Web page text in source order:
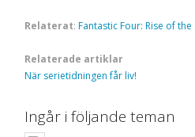
Relaterat: Fantastic Four: Rise of
Relaterade artiklar
När serietidningen får liv!
Ingår i följande teman